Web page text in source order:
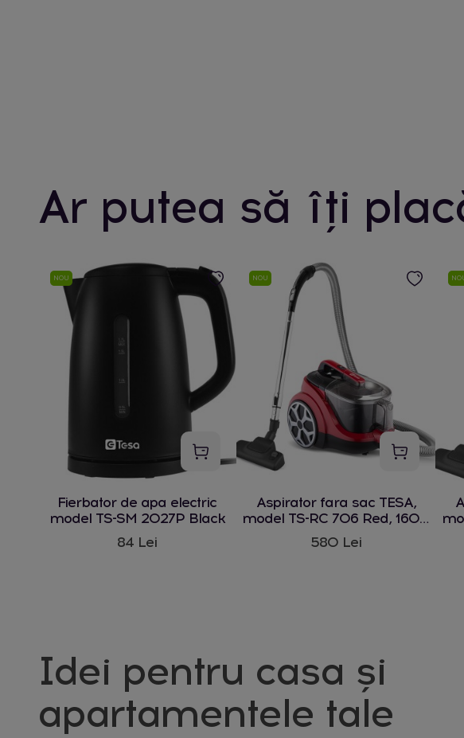
Ar putea să îți
NOU
Fierbator de apa electric
model TS-SM 2027P Black
84 Lei
NOU
Aspirator fara sac TESA,
model TS-RC 706 Red, 1600
W
580 Lei
Idei pentru casa și
apartamentele tale